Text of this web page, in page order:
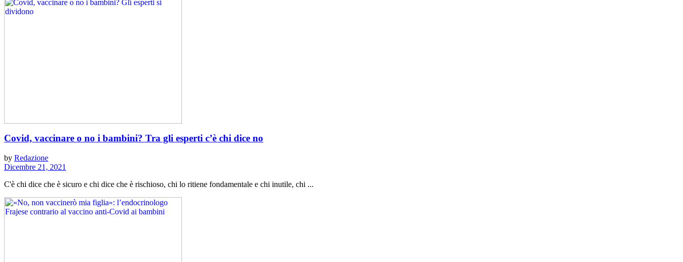
Covid, vaccinare o no i bambini? Tra gli esperti c’è chi dice no
by Redazione
Dicembre 21, 2021
C'è chi dice che è sicuro e chi dice che è rischioso, chi lo ritiene fondamentale e chi inutile, chi ...